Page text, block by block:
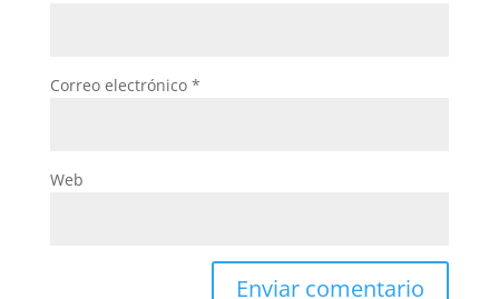
Correo electrónico *
Web